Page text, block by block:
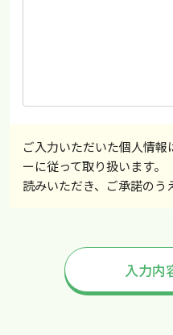
ご入力いただいた個人情
ーに従って取り扱います。
読みいただき、ご承諾のう
入力内